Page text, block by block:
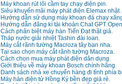
Máy khoan rút lõi cầm tay chạy điện pin.
Siêu khuyến mãi máy phát điện Elemax nhật.
Hướng dẫn sử dụng máy khoan đá chạy
Hướng dẫn đăng kí tài khoản Chat GPT
Cách phân biệt máy hàn Tiến Đạt thật giả.
Tháp nước giải nhiệt Tashin đài loan.
Máy cắt rãnh tường Macroza tây ban nha.
Tại sao chọn máy cắt rãnh tường Macroza.
Cách chọn mua máy phát điện dân dụng.
Giới thiệu về máy khoan Bosch chính hãng.
Danh sách nhà xe chuyển hàng đi tỉnh phía
Máy hàn điện tử Hồng Ký bền đẹp giá rẻ.